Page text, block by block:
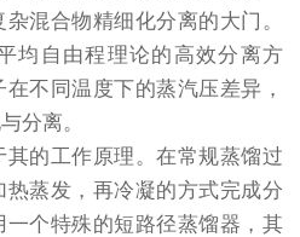
混合物精细化分离的大门。
均自由程理论的高效分离方
不同温度下的蒸汽压差异，
分离。
的工作原理。在常规蒸馏过
蒸发，再冷凝的方式完成分
个特殊的短路径蒸馏器，其